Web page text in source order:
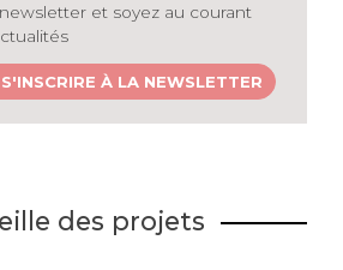
et soyez au courant
S'INSCRIRE À LA NEWSLETTER
des projets